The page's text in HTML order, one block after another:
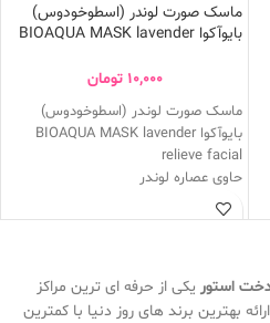
ماسک صورت لوندر (اسطوخودوس)
بایوآکوا BIOAQUA MASK lavender
10,000 تومان
ماسک صورت لوندر (اسطوخودوس)
بایوآکوا BIOAQUA MASK lavender
relieve facial
حاوی عصاره لوندر
کاهش چین و چروک پوست
آبرسان پوست
مناسب برای انواع پوست
استور یکی از حرفه ای ترین مراکز
بهترین برند های روز دنیا با کمترین